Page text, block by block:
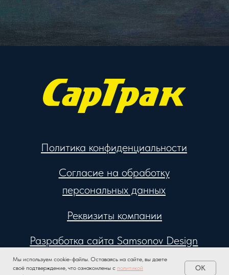
Мы используем cookie-файлы. Оставаясь на сайте, вы даете
своё подтверждение, что ознакомлены с политикой
OK
Согласие на обработку
персональных данных
Реквизиты компании